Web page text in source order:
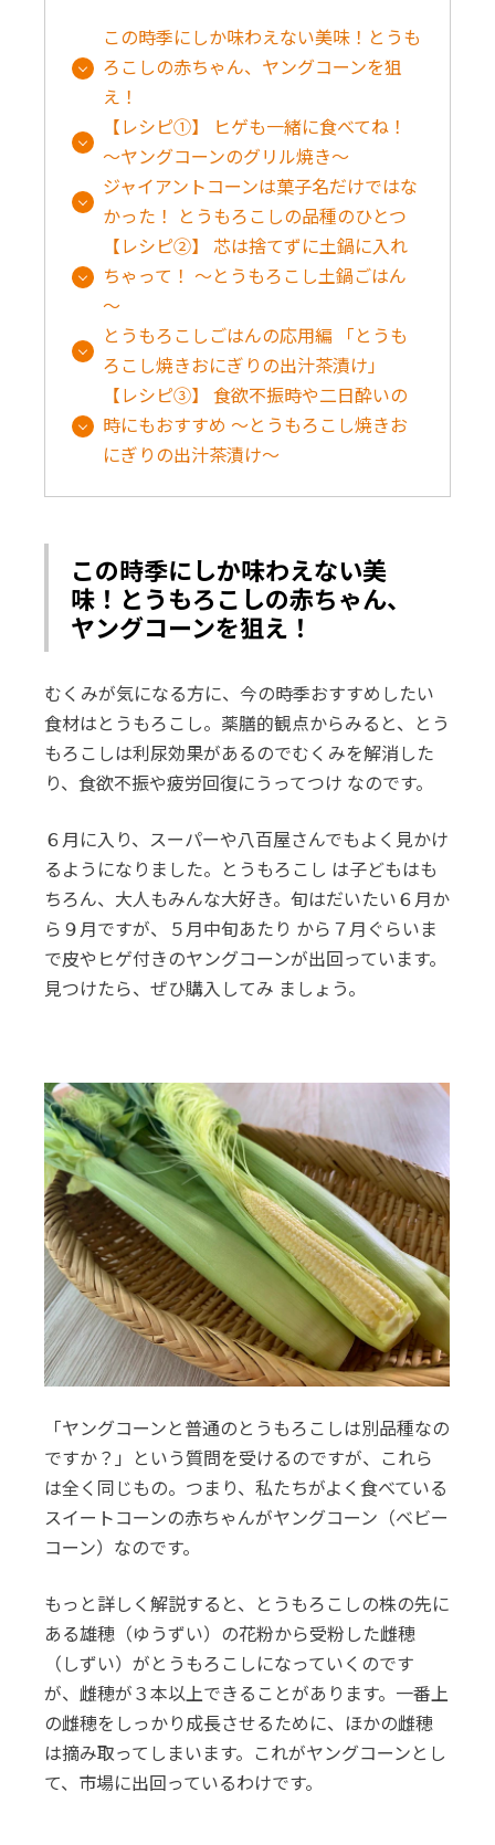
この時季にしか味わえない美味！とうも
ろこしの赤ちゃん、ヤングコーンを狙
え！
【レシピ①】 ヒゲも一緒に食べてね！
～ヤングコーンのグリル焼き～
ジャイアントコーンは菓子名だけではな
かった！ とうもろこしの品種のひとつ
【レシピ②】 芯は捨てずに土鍋に入れ
ちゃって！ ～とうもろこし土鍋ごはん
～
とうもろこしごはんの応用編 「とうも
ろこし焼きおにぎりの出汁茶漬け」
【レシピ③】 食欲不振時や二日酔いの
時にもおすすめ ～とうもろこし焼きお
にぎりの出汁茶漬け～
この時季にしか味わえない美
味！とうもろこしの赤ちゃん、
ヤングコーンを狙え！
むくみが気になる方に、今の時季おすすめしたい
食材はとうもろこし。薬膳的観点からみると、とう
もろこしは利尿効果があるのでむくみを解消した
り、食欲不振や疲労回復にうってつけ なのです。
６月に入り、スーパーや八百屋さんでもよく見かけ
るようになりました。とうもろこし は子どもはも
ちろん、大人もみんな大好き。旬はだいたい６月か
ら９月ですが、５月中旬あたり から７月ぐらいま
で皮やヒゲ付きのヤングコーンが出回っています。
見つけたら、ぜひ購入してみ ましょう。
「ヤングコーンと普通のとうもろこしは別品種なの
ですか？」という質問を受けるのですが、これら
は全く同じもの。つまり、私たちがよく食べている
スイートコーンの赤ちゃんがヤングコーン（ベビー
コーン）なのです。
もっと詳しく解説すると、とうもろこしの株の先に
ある雄穂（ゆうずい）の花粉から受粉した雌穂
（しずい）がとうもろこしになっていくのです
が、雌穂が３本以上できることがあります。一番上
の雌穂をしっかり成長させるために、ほかの雌穂
は摘み取ってしまいます。これがヤングコーンとし
て、市場に出回っているわけです。